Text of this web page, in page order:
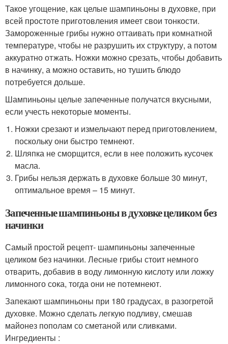
Такое угощение, как целые шампиньоны в духовке, при
всей простоте приготовления имеет свои тонкости.
Замороженные грибы нужно оттаивать при комнатной
температуре, чтобы не разрушить их структуру, а потом
аккуратно отжать. Ножки можно срезать, чтобы добавить
в начинку, а можно оставить, но тушить блюдо
потребуется дольше.
Шампиньоны целые запеченные получатся вкусными,
если учесть некоторые моменты.
Ножки срезают и измельчают перед приготовлением,
поскольку они быстро темнеют.
Шляпка не сморщится, если в нее положить кусочек
масла.
Грибы нельзя держать в духовке больше 30 минут,
оптимальное время – 15 минут.
Запеченные шампиньоны в духовке целиком без
начинки
Самый простой рецепт- шампиньоны запеченные
целиком без начинки. Лесные грибы стоит немного
отварить, добавив в воду лимонную кислоту или ложку
лимонного сока, тогда они не потемнеют.
Запекают шампиньоны при 180 градусах, в разогретой
духовке. Можно сделать легкую подливу, смешав
майонез пополам со сметаной или сливками.
Ингредиенты :